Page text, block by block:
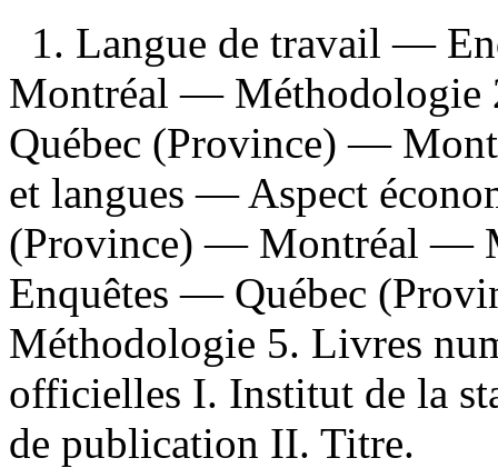
1. Langue de travail —
Montréal —
Québec (Province) —
et langues — Aspect
(Province) — Montréal —
Enquêtes — Québec
Méthodologie 5. Livres
officielles I. Institut de la
de publication II. Titre.